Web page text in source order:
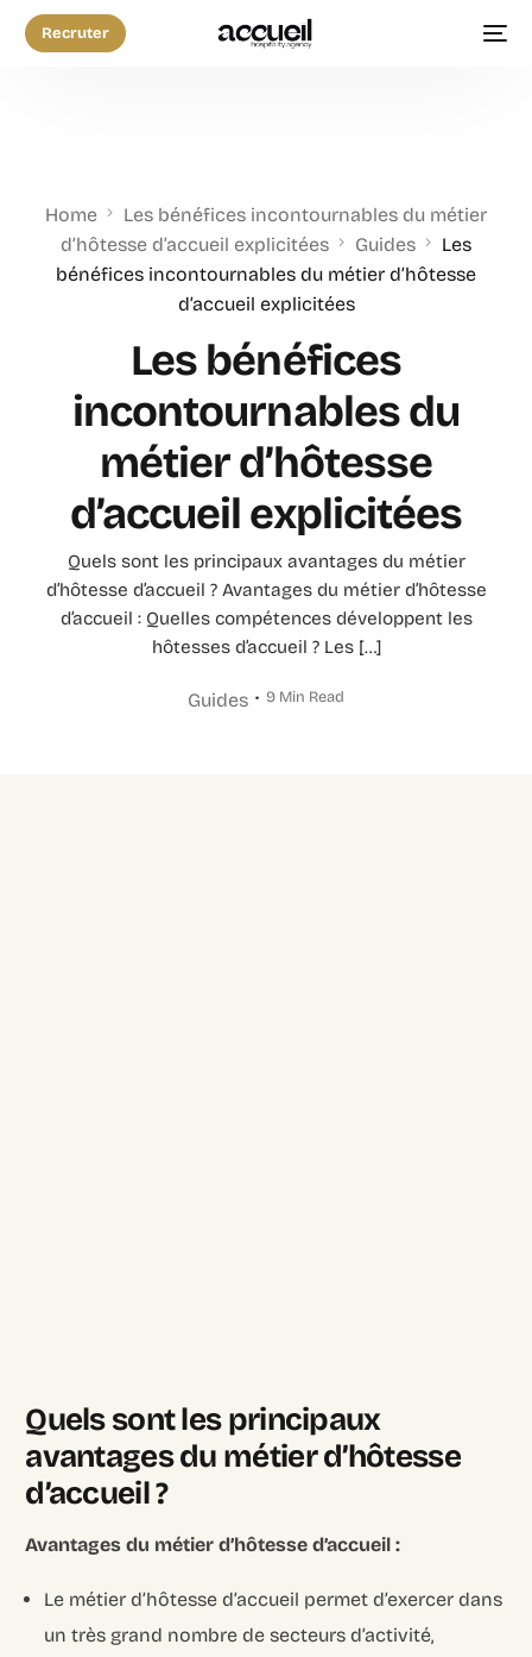
Recruter
Home
Les bénéfices incontournables du métier
d’hôtesse d’accueil explicitées
Guides
Les
bénéfices incontournables du métier d’hôtesse
d’accueil explicitées
Les bénéfices
incontournables du
métier d’hôtesse
d’accueil explicitées
Quels sont les principaux avantages du métier
d’hôtesse d’accueil ? Avantages du métier d’hôtesse
d’accueil : Quelles compétences développent les
hôtesses d’accueil ? Les […]
Guides 9 Min Read
Quels sont les principaux
avantages du métier d’hôtesse
d’accueil ?
Avantages du métier d’hôtesse d’accueil :
Le métier d’hôtesse d’accueil permet d’exercer dans
un très grand nombre de secteurs d’activité,